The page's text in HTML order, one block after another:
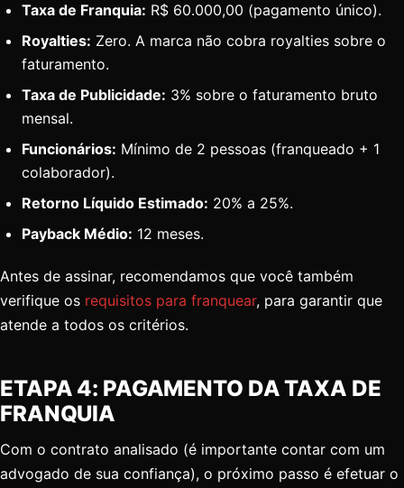
Taxa de Franquia: R$ 60.000,00 (pagamento único).
Royalties: Zero. A marca não cobra royalties sobre o
faturamento.
Taxa de Publicidade: 3% sobre o faturamento bruto
mensal.
Funcionários: Mínimo de 2 pessoas (franqueado + 1
colaborador).
Retorno Líquido Estimado: 20% a 25%.
Payback Médio: 12 meses.
Antes de assinar, recomendamos que você também
verifique os requisitos para franquear, para garantir que
atende a todos os critérios.
ETAPA 4: PAGAMENTO DA TAXA DE
FRANQUIA
Com o contrato analisado (é importante contar com um
advogado de sua confiança), o próximo passo é efetuar o